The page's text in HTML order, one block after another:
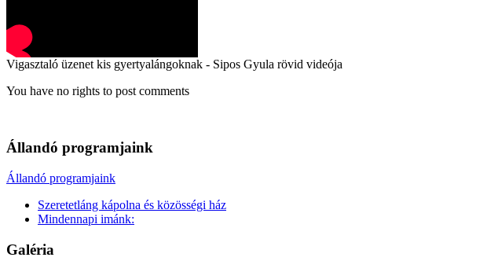
Vigasztaló üzenet kis gyertyalángoknak - Sipos Gyula rövid videója
You have no rights to post comments
Állandó programjaink
Állandó programjaink
Szeretetláng kápolna és közösségi ház
Mindennapi imánk:
Galéria